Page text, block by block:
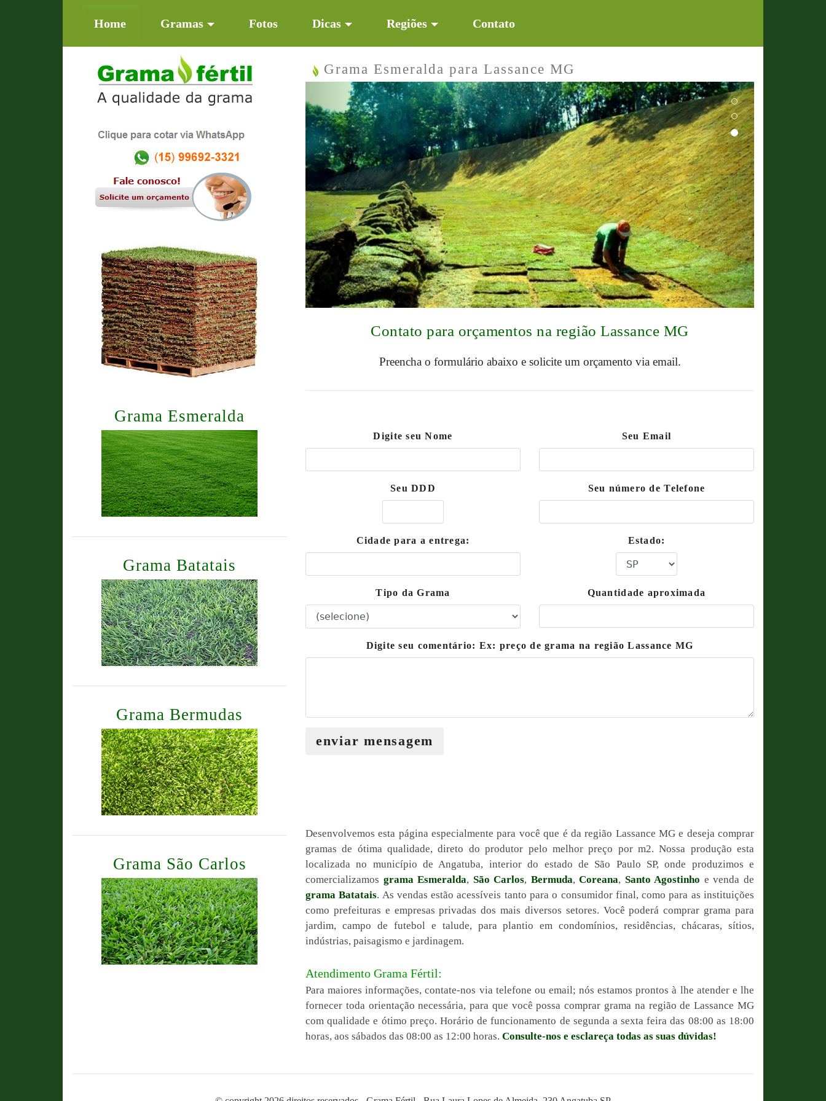
Home(current)Gramas Fotos Dicas Regiões Contato
Grama Esmeralda
Grama Batatais
Grama Bermudas
Grama São Carlos
Grama Esmeralda para Lassance MG
Previous Next
Contato para orçamentos na região Lassance MG
Preencha o formulário abaixo e solicite um orçamento via email.
Digite seu Nome Seu Email
Seu DDD Seu número de Telefone
Cidade para a entrega: Estado:
Tipo da Grama Quantidade aproximada
Digite seu comentário: Ex: preço de grama na região Lassance MG
enviar mensagem
Desenvolvemos esta página especialmente para você que é da região Lassance MG e deseja comprar
gramas de ótima qualidade, direto do produtor pelo melhor preço por m2. Nossa produção esta
localizada no município de Angatuba, interior do estado de São Paulo SP, onde produzimos e
comercializamos grama Esmeralda, São Carlos, Bermuda,Coreana, Santo Agostinho e venda de
grama Batatais. As vendas estão acessíveis tanto para o consumidor final, como para as instituições
como prefeituras e empresas privadas dos mais diversos setores. Você poderá comprar grama para
jardim, campo de futebol e talude, para plantio em condomínios, residências, chácaras, sítios,
indústrias, paisagismo e jardinagem.
Atendimento Grama Fértil:
Para maiores informações, contate-nos via telefone ou email; nós estamos prontos à lhe atender e lhe
fornecer toda orientação necessária, para que você possa comprar grama na região de Lassance MG
com qualidade e ótimo preço. Horário de funcionamento de segunda a sexta feira das 08:00 as 18:00
horas, aos sábados das 08:00 as 12:00 horas. Consulte-nos e esclareça todas as suas dúvidas!